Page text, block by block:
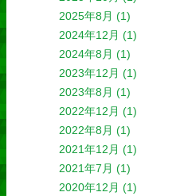
2025年8月 (1)
2024年12月 (1)
2024年8月 (1)
2023年12月 (1)
2023年8月 (1)
2022年12月 (1)
2022年8月 (1)
2021年12月 (1)
2021年7月 (1)
2020年12月 (1)